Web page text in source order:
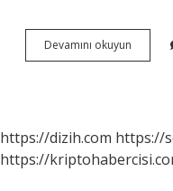
Devamını okuyun
90
https://dizih.com https://
https://